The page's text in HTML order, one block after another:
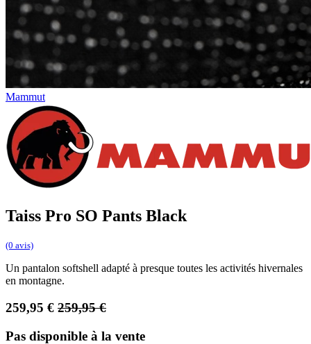
Mammut
Taiss Pro SO Pants Black
(0 avis)
Un pantalon softshell adapté à presque toutes les activités hivernales
en montagne.
259,95 € 259,95€
Pas disponible à la vente